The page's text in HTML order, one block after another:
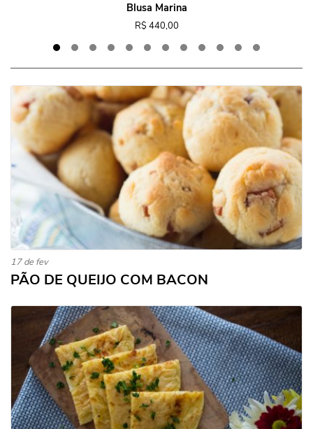
Blusa Marina
R$ 440,00
17 de fev
PÃO DE QUEIJO COM BACON